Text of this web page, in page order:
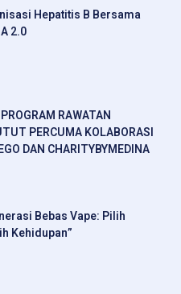
Hepatitis B Bersama
2.0
RAWATAN
PERCUMA KOLABORASI
DAN CHARITYBYMEDINA
Bebas Vape: Pilih
Kehidupan”